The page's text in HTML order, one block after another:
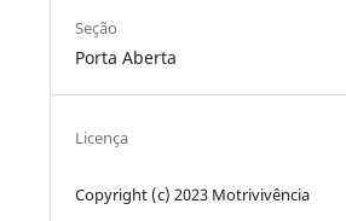
Seção
Porta Aberta
Licença
Copyright (c) 2023 Motrivivência